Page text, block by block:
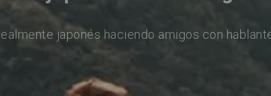
japonés haciendo amigos con